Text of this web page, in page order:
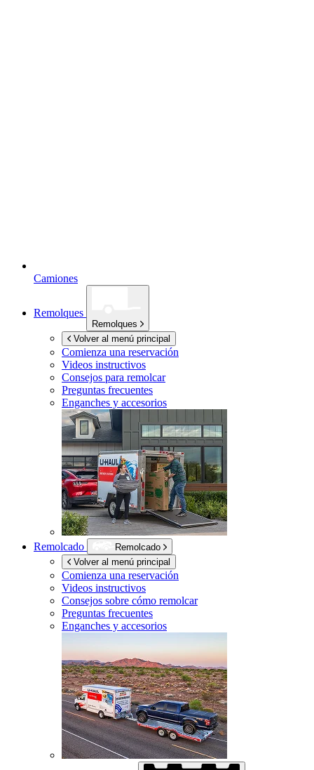
Camiones
Remolques
Remolques
Volver al menú principal
Comienza una reservación
Videos instructivos
Consejos para remolcar
Preguntas frecuentes
Enganches y accesorios
Remolcado
Remolcado
Volver al menú principal
Comienza una reservación
Videos instructivos
Consejos sobre cómo remolcar
Preguntas frecuentes
Enganches y accesorios